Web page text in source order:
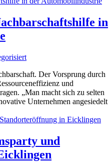
in
Der Vorsprung durch
und
„Man macht sich zu selten
Unternehmen angesiedelt
und